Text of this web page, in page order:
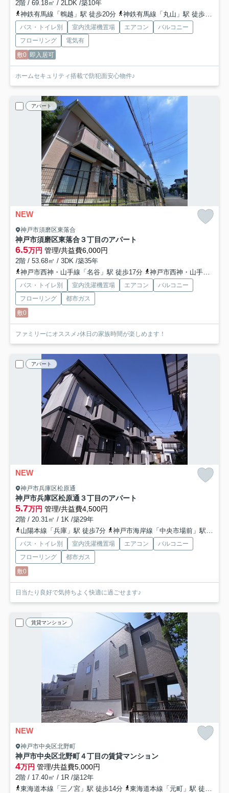
2階 / 69.18㎡ / 2LDK /築10年
神鉄有馬線「鵯越」駅 徒歩20分
神鉄有馬線「丸山」駅 徒歩22分
バス・トイレ別 室内洗濯機置場 エアコン
バルコニー
フローリング
電気有
敷0 即入居可
ホームセキュリティ搭載で防犯面安心物件♪
アパート
NEW
神戸市須磨区東落合
神戸市須磨区東落合３丁目のアパート
6.5万円 管理/共益費6,000円
2階 / 53.68㎡ / 3DK /築35年
神戸市西神・山手線「名谷」駅 徒歩17分
神戸市西神・山手線「妙法寺」駅 徒歩23分
バス・トイレ別 室内洗濯機置場 エアコン
バルコニー
フローリング
都市ガス
敷0
ファミリーにオススメ♪休日の家族時間が楽しめます！
アパート
NEW
神戸市兵庫区松原通
神戸市兵庫区松原通３丁目のアパート
5.7万円 管理/共益費4,500円
2階 / 20.31㎡ / 1K /築29年
山陽本線「兵庫」駅 徒歩7分
神戸市海岸線「中央市場前」駅 徒歩14分
バス・トイレ別 室内洗濯機置場 エアコン
バルコニー
フローリング
都市ガス
敷0
日当たり良好で気持ちよく快適に過ごせます♪
賃貸マンション
NEW
神戸市中央区北野町
神戸市中央区北野町４丁目の賃貸マンション
4万円 管理/共益費5,000円
2階 / 17.40㎡ / 1R /築12年
東海道本線「三ノ宮」駅 徒歩14分
東海道本線「元町」駅 徒歩15分